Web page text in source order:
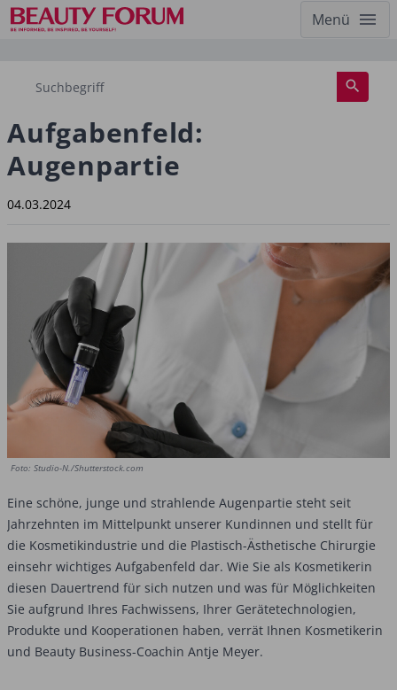
Menü
Aufgabenfeld:
Augenpartie
04.03.2024
Foto: Studio-N./Shutterstock.com
Eine schöne, junge und strahlende Augenpartie steht seit
Jahrzehnten im Mittelpunkt unserer Kundinnen und stellt für
die Kosmetikindustrie und die Plastisch-Ästhetische Chirurgie
einsehr wichtiges Aufgabenfeld dar. Wie Sie als Kosmetikerin
diesen Dauertrend für sich nutzen und was für Möglichkeiten
Sie aufgrund Ihres Fachwissens, Ihrer Gerätetechnologien,
Produkte und Kooperationen haben, verrät Ihnen Kosmetikerin
und Beauty Business-Coachin Antje Meyer.